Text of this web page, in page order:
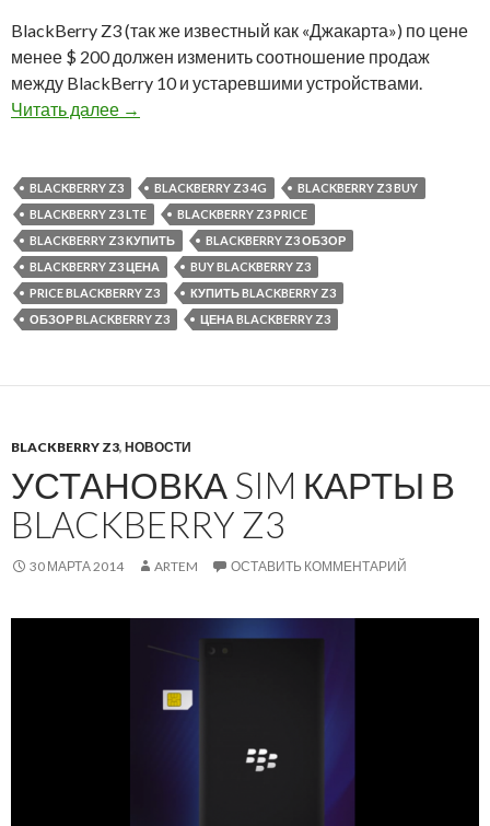
BlackBerry Z3 (так же известный как «Джакарта») по цене
менее $ 200 должен изменить соотношение продаж
между BlackBerry 10 и устаревшими устройствами.
Читать далее BlackBerry Z3 появился в BlackBerry World
→
BLACKBERRY Z3 BLACKBERRY Z3 4G
BLACKBERRY Z3 BUY
BLACKBERRY Z3 LTE
BLACKBERRY Z3 PRICE
BLACKBERRY Z3 КУПИТЬ
BLACKBERRY Z3 ОБЗОР
BLACKBERRY Z3 ЦЕНА
BUY BLACKBERRY Z3
PRICE BLACKBERRY Z3
КУПИТЬ BLACKBERRY Z3
ОБЗОР BLACKBERRY Z3
ЦЕНА BLACKBERRY Z3
BLACKBERRY Z3, НОВОСТИ
УСТАНОВКА SIM КАРТЫ В
BLACKBERRY Z3
30 МАРТА 2014 ARTEM ОСТАВИТЬ КОММЕНТАРИЙ